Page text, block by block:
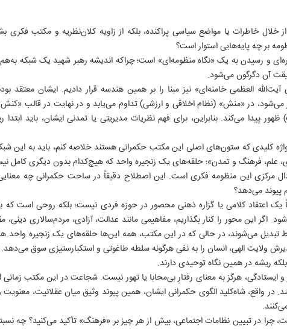
خلال خاطرات یا مواضع سیاسی پراکنده، بلکه از زاویه کلان‌نظریه و مکتب فکری
بر چه پایه‌هایی استوار است؟
و رسیدن به یک «نگاه منظومه‌ای» است؛ چراکه اندیشه رهبر شهید یک شبکه
آن دگرگون می‌شود.
العظمی خامنه‌ای» نیز مبنا را بر همین هندسه قرار دادیم. ایشان معتقد
در «منش» (نظام اخلاقی و ارزشی) تداوم می‌یابد و در نهایت در قالب
پیدا می‌کند. بنابراین، برای فهم نظریات مدیریتی یا تمدنی ایشان، باید
کلیدی که ستون‌های اصلی این مکتب حکمرانی هستند خلاصه کنم، باید به این
علم، فرهنگ و تمدن»؛ حلقه‌های یک زنجیره واحد که هیچ‌کدام بدون دیگری کامل
مرکزی این منظومه فکری است. این اصطلاح دقیقاً در ساحت حکمرانی چه
پیوند می‌دهد؟
یک اعتقاد کلامی یا گزاره ذهنی محصور در حوزه فردی نیست؛ بلکه روحی است که
اگر این محور را کنار بگذاریم، مفاهیمی مانند عدالت، آزادی، مردم‌سالاری
تبدیل می‌شوند، در حالی که در این مکتب، همه این‌ها حلقه‌های یک زنجیره واحد
ولایت الهی، انسان را به نفی هرگونه سلطه طاغوتی و استکبارستیزی سوق
ریشه در همین نگاه توحیدی دارند.
ایستادگی، هرگز به معنای رفتارِ بی‌محابا یا تهور نیست. شجاعت در این مکتب
در واقع، شاه‌کلید الگوی حکمرانی ایشان، همین پیوند وثیق میان عقلانیت،
چرا در تبیین نظامات اجتماعی، بیش از هر چیز بر «فرهنگ» تأکید می‌کنید؟ چه